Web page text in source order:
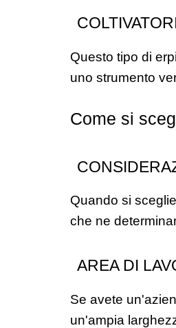
Questo tipo di
uno strumento
Come si
Quando si
che ne
AREA DI
Se avete
un'ampia